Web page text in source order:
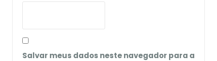
Salvar meus dados neste navegador para a